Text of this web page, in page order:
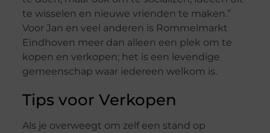
te wisselen en nieuwe vrienden te maken.”
Voor Jan en veel anderen is Rommelmarkt
Eindhoven meer dan alleen een plek om te
kopen en verkopen; het is een levendige
gemeenschap waar iedereen welkom is.
Tips voor Verkopen
Als je overweegt om zelf een stand op